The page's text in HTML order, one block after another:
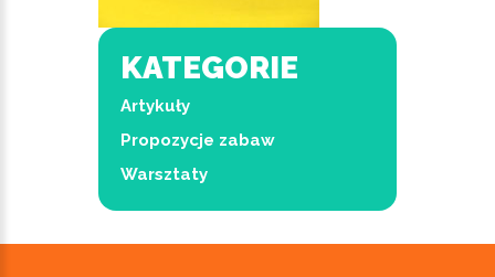
KATEGORIE
Artykuły
Propozycje zabaw
Warsztaty